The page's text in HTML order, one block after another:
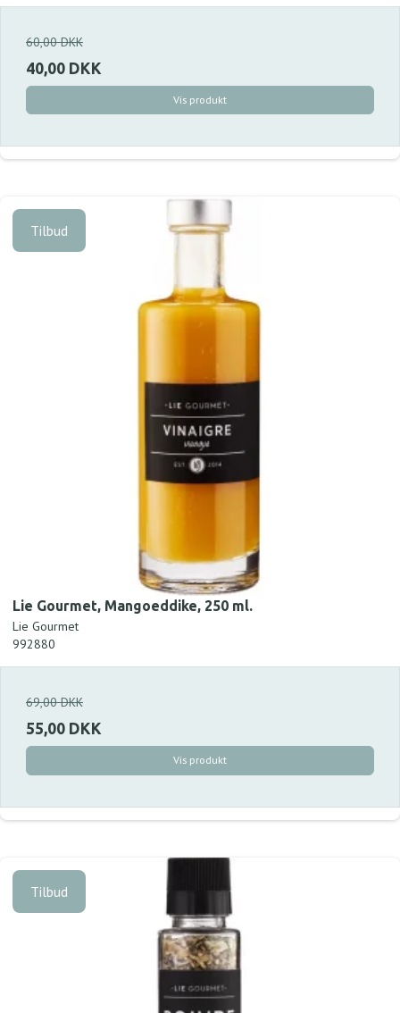
60,00 DKK
40,00 DKK
Vis produkt
Tilbud
Lie Gourmet, Mangoeddike, 250 ml.
Lie Gourmet
992880
69,00 DKK
55,00 DKK
Vis produkt
Tilbud